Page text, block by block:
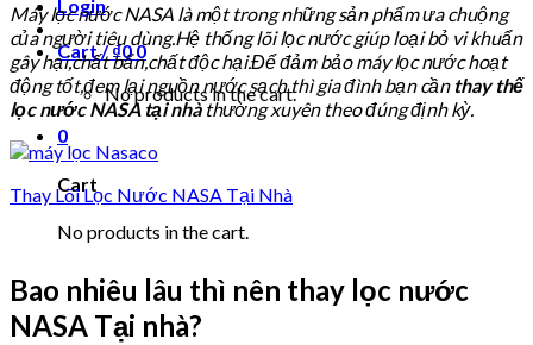
Login
Cart /₫00
No products in the cart.
0
Cart
No products in the cart.
Máy lọc nước NASA là một trong những sản phẩm ưa chuộng
của người tiêu dùng.Hệ thống lõi lọc nước giúp loại bỏ vi khuẩn
gây hại,chất bẩn,chất độc hại.Để đảm bảo máy lọc nước hoạt
động tốt,đem lại nguồn nước sạch thì gia đình bạn cần thay thế
lọc nước NASA tại nhàthường xuyên theo đúng định kỳ.
Thay Lõi Lọc Nước NASA Tại Nhà
Bao nhiêu lâu thì nên thay lọc nước
NASA Tại nhà?